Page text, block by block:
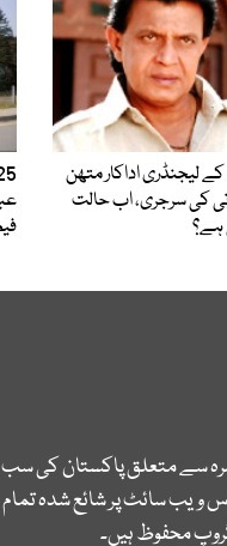
لیجنڈری اداکار متھن
کی سرجری، اب حالت
سے متعلق پاکستان کی
سائٹ پر شائع شدہ
محفوظ ہیں۔